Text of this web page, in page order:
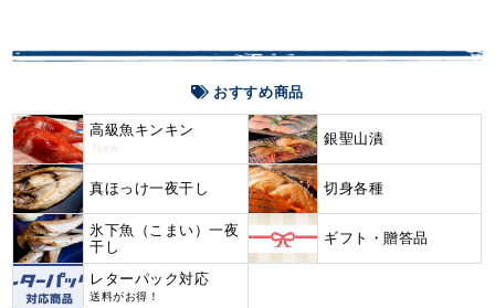
おすすめ商品
高級魚キンキン
New 銀聖山漬
真ほっけ一夜干し 切身各種
氷下魚（こまい）一夜
干し
ギフト・贈答品
レターパック対応
送料がお得！